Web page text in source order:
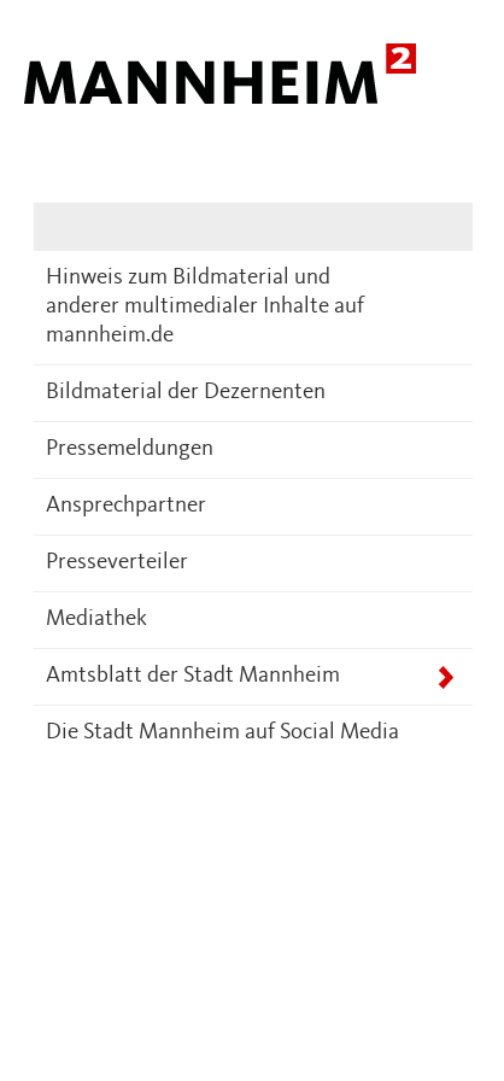
Hinweis zum Bildmaterial und
anderer multimedialer Inhalte auf
mannheim.de
Bildmaterial der Dezernenten
Pressemeldungen
Ansprechpartner
Presseverteiler
Mediathek
Amtsblatt der Stadt Mannheim
Die Stadt Mannheim auf Social Media